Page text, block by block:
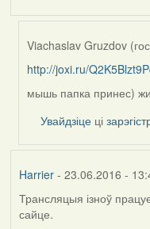
Viachaslav Gruzdov
In
reply
Дарья
http://joxi.ru/
мышь папка принес)
Увайдзіце ці
Harrier- 23.06.2016 -
Трансляцыя ізноў
сайце.